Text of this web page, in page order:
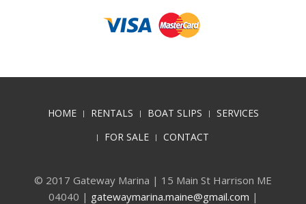
HOME RENTALS BOAT SLIPS
SERVICES
FOR SALE
CONTACT
© 2017 Gateway Marina | 15 Main St Harrison ME
04040 | gatewaymarina.maine@gmail.com |